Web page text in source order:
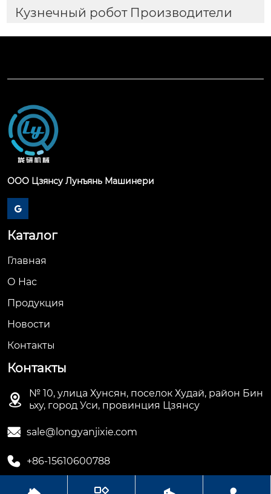
Кузнечный робот Производители
ООО Цзянсу Лунъянь Машинери

Каталог
Главная
О Hас
Продукция
Новости
Контакты
Контакты

№ 10, улица Хунсян, поселок Худай, район Бин
ьху, город Уси, провинция Цзянсу
 sale@longyanjixie.com
 +86-15610600788